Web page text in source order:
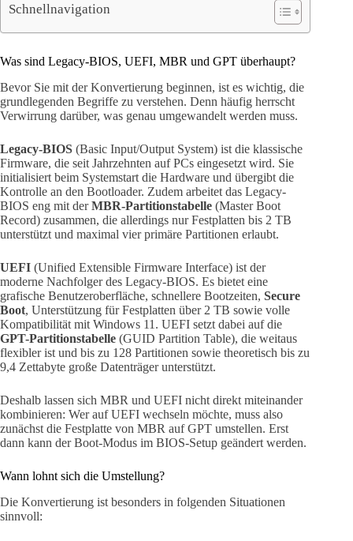
Schnellnavigation
Was sind Legacy-BIOS, UEFI, MBR und GPT überhaupt?
Bevor Sie mit der Konvertierung beginnen, ist es wichtig, die
grundlegenden Begriffe zu verstehen. Denn häufig herrscht
Verwirrung darüber, was genau umgewandelt werden muss.
Legacy-BIOS (Basic Input/Output System) ist die klassische
Firmware, die seit Jahrzehnten auf PCs eingesetzt wird. Sie
initialisiert beim Systemstart die Hardware und übergibt die
Kontrolle an den Bootloader. Zudem arbeitet das Legacy-
BIOS eng mit derMBR-Partitionstabelle (Master Boot
Record) zusammen, die allerdings nur Festplatten bis 2 TB
unterstützt und maximal vier primäre Partitionen erlaubt.
UEFI (Unified Extensible Firmware Interface) ist der
moderne Nachfolger des Legacy-BIOS. Es bietet eine
grafische Benutzeroberfläche, schnellere Bootzeiten, Secure
Boot, Unterstützung für Festplatten über 2 TB sowie volle
Kompatibilität mit Windows 11. UEFI setzt dabei auf die
GPT-Partitionstabelle (GUID Partition Table), die weitaus
flexibler ist und bis zu 128 Partitionen sowie theoretisch bis zu
9,4 Zettabyte große Datenträger unterstützt.
Deshalb lassen sich MBR und UEFI nicht direkt miteinander
kombinieren: Wer auf UEFI wechseln möchte, muss also
zunächst die Festplatte von MBR auf GPT umstellen. Erst
dann kann der Boot-Modus im BIOS-Setup geändert werden.
Wann lohnt sich die Umstellung?
Die Konvertierung ist besonders in folgenden Situationen
sinnvoll: